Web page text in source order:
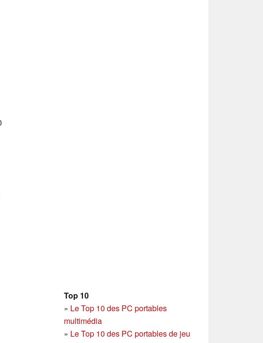
Top 10
» Le Top 10 des PC portables
multimédia
» Le Top 10 des PC portables de jeu